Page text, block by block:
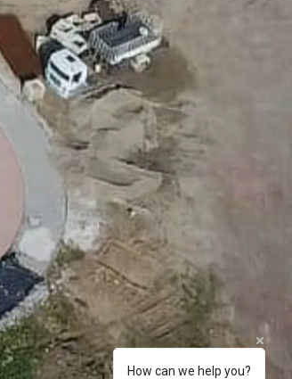
How can we help you?